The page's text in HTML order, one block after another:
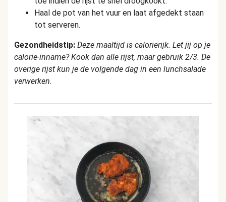
Haal de pot van het vuur en laat afgedekt staan
tot serveren.
Gezondheidstip: Deze maaltijd is calorierijk. Let jij op je
calorie-inname? Kook dan alle rijst, maar gebruik 2/3. De
overige rijst kun je de volgende dag in een lunchsalade
verwerken.